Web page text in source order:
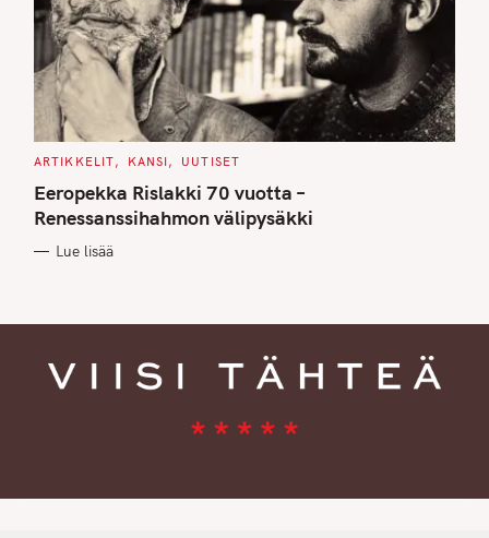
C
T
E
G
O
I
ARTIKKELIT KANSI UUTISET
Eeropekka Rislakki 70 vuotta –
Renessanssihahmon välipysäkki
Lue lisää